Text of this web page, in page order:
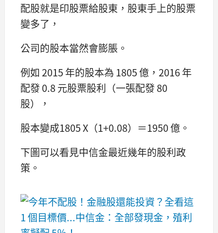
配股就是印股票給股東，股東手上的股票
變多了，
公司的股本當然會膨脹。
例如 2015 年的股本為 1805 億，2016 年
配發 0.8 元股票股利（一張配發 80
股），
股本變成1805 X（1+0.08）＝1950 億。
下圖可以看見中信金最近幾年的股利政
策。